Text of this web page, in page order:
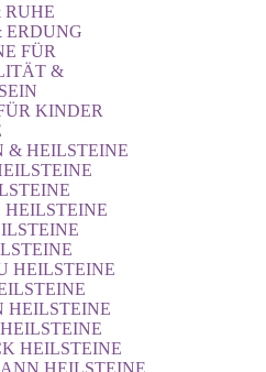
RUHE
ERDUNG
FÜR
&
KINDER
& HEILSTEINE
HEILSTEINE
HEILSTEINE
HEILSTEINE
HEILSTEINE